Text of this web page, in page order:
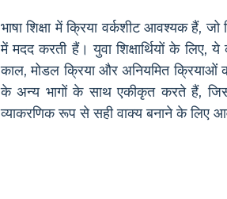
भाषा शिक्षा में क्रिया वर्कशीट आवश्यक हैं,
में मदद करती हैं। युवा शिक्षार्थियों के लिए,
काल, मोडल क्रिया और अनियमित क्रियाओं
के अन्य भागों के साथ एकीकृत करते हैं, जिससे
व्याकरणिक रूप से सही वाक्य बनाने के लिए